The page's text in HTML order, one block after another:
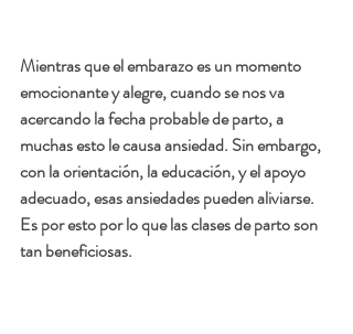
Mientras que el embarazo es un momento
emocionante y alegre, cuando se nos va
acercando la fecha probable de parto, a
muchas esto le causa ansiedad. Sin embargo,
con la orientación, la educación, y el apoyo
adecuado, esas ansiedades pueden aliviarse.
Es por esto por lo que las clases de parto son
tan beneficiosas.